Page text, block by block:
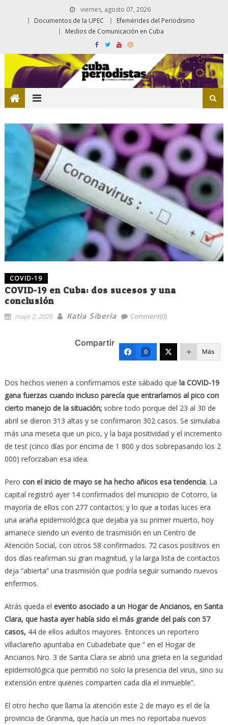
viernes, agosto 07, 2026
Documentos de la UPEC
Efemérides del Periodismo
Medios de Comunicación en Cuba
COVID-19
COVID-19 en Cuba: dos sucesos y una
conclusión
mayo 2, 2020 Katia Siberia Comment(0)
Compartir
0 Más
Dos hechos vienen a confirmarnos este sábado que la COVID-19
gana fuerzas cuando incluso parecía que entraríamos al pico con
cierto manejo de la situación;sobre todo porque del 23 al 30 de
abril se dieron 313 altas y se confirmaron 302 casos. Se simulaba
más una meseta que un pico, y la baja positividad y el incremento
de test (cinco días por encima de 1 800 y dos sobrepasando los 2
000) reforzaban esa idea.
Pero con el inicio de mayo se ha hecho añicos esa tendencia. La
capital registró ayer 14 confirmados del municipio de Cotorro, la
mayoría de ellos con 277 contactos; y lo que a todas luces era
una araña epidemiológica que dejaba ya su primer muerto, hoy
amanece siendo un evento de trasmisión en un Centro de
Atención Social, con otros 58 confirmados. 72 casos positivos en
dos días reafirman su gran magnitud, y la larga lista de contactos
deja “abierta” una trasmisión que podría seguir sumando nuevos
enfermos.
Atrás queda el evento asociado a un Hogar de Ancianos, en Santa
Clara, que hasta ayer había sido el más grande del país con 57
casos, 44 de ellos adultos mayores. Entonces un reportero
villaclareño apuntaba en Cubadebate que “ en el Hogar de
Ancianos Nro. 3 de Santa Clara se abrió una grieta en la seguridad
epidemiológica que permitió no solo la presencia del virus, sino su
extensión entre quienes comparten cada día el inmueble”.
El otro hecho que llama la atención este 2 de mayo es el de la
provincia de Granma, que hacía un mes no reportaba nuevos